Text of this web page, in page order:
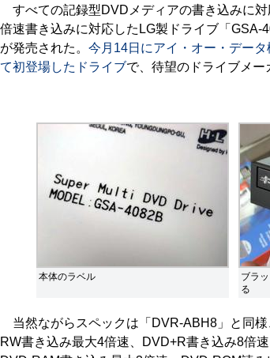
すべての記録型DVDメディアの書き込みに
倍速書き込みに対応したLG製ドライブ「GSA-
が発売された。 今月14日にアイ・オー・デー
て初登場したドライブで、待望のドライブメー
本体のラベル
ブラ
る
当然ながらスペックは「DVR-ABH8」と同
RW書き込み最大4倍速、DVD+R書き込み8倍